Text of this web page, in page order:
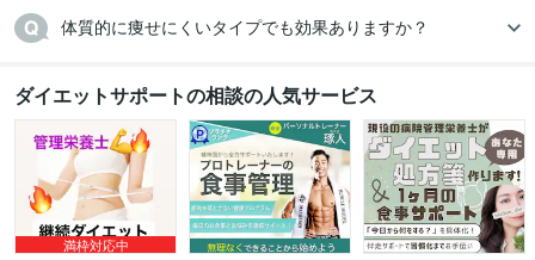
体質的に痩せにくいタイプでも効果ありますか？
ダイエットサポートの相談の人気サービス
満枠対応中